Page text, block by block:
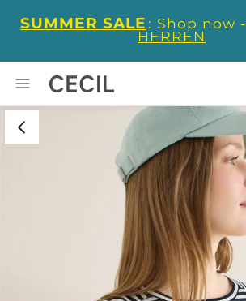
SUMMER SALE : Shop now -
HERREN